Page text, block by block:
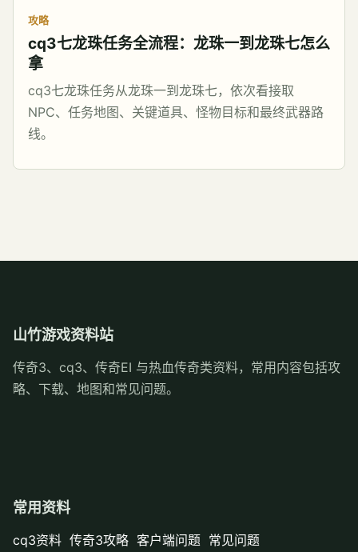
攻略
cq3七龙珠任务全流程：龙珠一到龙珠七怎么
拿
cq3七龙珠任务从龙珠一到龙珠七，依次看接取
NPC、任务地图、关键道具、怪物目标和最终武器路
线。
山竹游戏资料站
传奇3、cq3、传奇EI 与热血传奇类资料，常用内容包括攻
略、下载、地图和常见问题。
常用资料
cq3资料 传奇3攻略 客户端问题 常见问题